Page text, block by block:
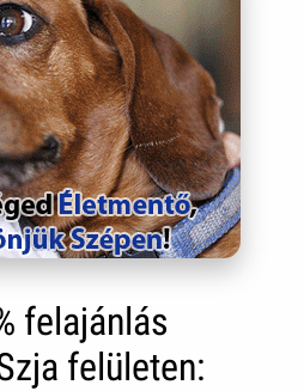
felajánlás
felületen: